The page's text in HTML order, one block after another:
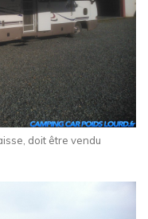
doit être vendu